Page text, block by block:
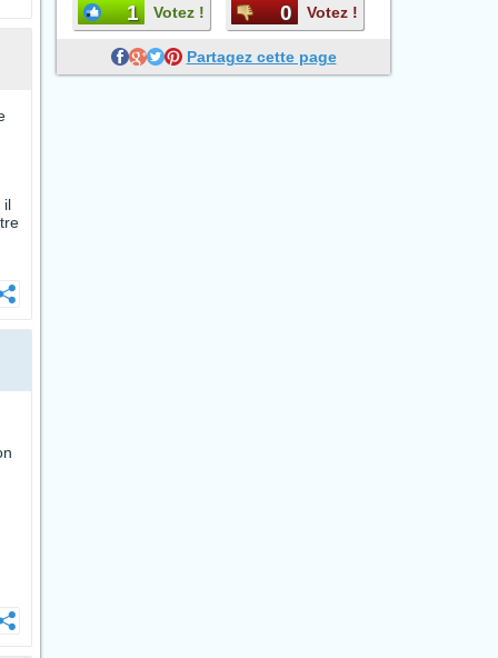
il
1 Votez ! 0 Votez !
Partagez cette page